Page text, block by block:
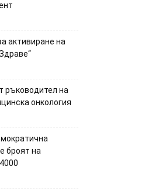
активиране на
ръководител на
онкология
броят на